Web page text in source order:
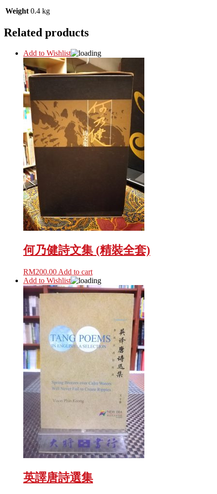
Weight 0.4 kg
Related products
Add to Wishlist
何乃健詩文集 (精裝全套)
RM200.00 Add to cart
Add to Wishlist
英譯唐詩選集